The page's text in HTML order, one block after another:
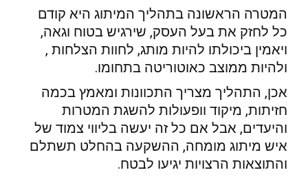
המטרה הראשונה בתהליך המיתוג היא קודם
כל לחזק את בעל העסק, שירגיש בטוח וגאה,
ויאמין ביכולתו להיות מותג, לחוות הצלחות ,
ולהיות ממוצב כאוטוריטה בתחומו.
אכן, התהליך מצריך התכוונות ומאמץ בכמה
חזיתות, מיקוד וופעולות להשגת המטרות
והיעדים, אבל אם כל זה יעשה בליווי צמוד של
איש מיתוג מומחה, ההשקעה בהחלט תשתלם
והתוצאות הרצויות יגיעו לבטח.